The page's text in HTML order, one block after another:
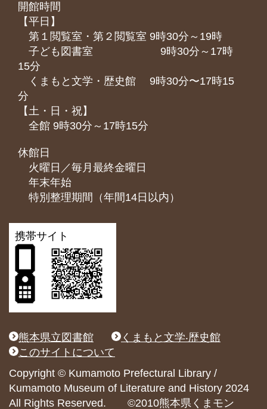
開館時間
【平日】
第１閲覧室・第２閲覧室 9時30分～19時
子ども図書室 9時30分～17時
15分
くまもと⽂学・歴史館 9時30分〜17時15
分
【土・日・祝】
全館 9時30分～17時15分
休館日
火曜日／毎月最終金曜日
年末年始
特別整理期間（年間14日以内）
携帯サイト
熊本県立図書館
くまもと文学‧歴史館
このサイトについて
Copyright © Kumamoto Prefectural Library /
Kumamoto Museum of Literature and History 2024
All Rights Reserved. ©2010熊本県くまモン